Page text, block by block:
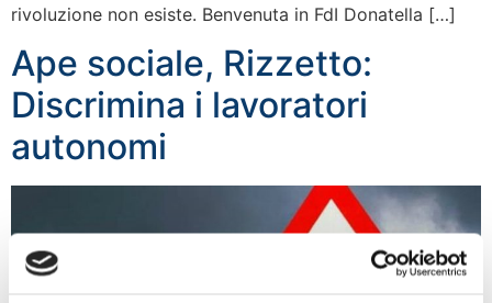
rivoluzione non esiste. Benvenuta in FdI Donatella […]
Ape sociale, Rizzetto:
Discrimina i lavoratori
autonomi